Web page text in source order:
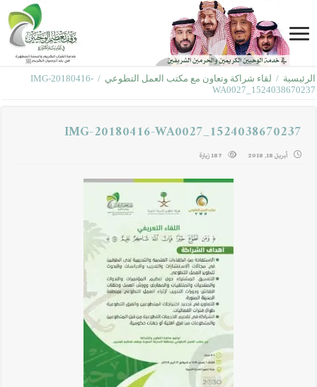
الرئيسية / لقاء شراكة وتعاون مع مكتب العمل التطوعي /
IMG-20180416-
WA0027_1524038670237
IMG-20180416-WA0027_1524038670237
أبريل 18, 2018 187 زيارة